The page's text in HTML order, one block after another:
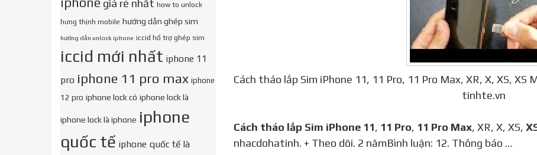
Cách tháo lắp Sim iPhone 11, 11 Pro, 11 Pro Max, XR, X, XS,
tinhte.vn
Cách tháo lắp Sim iPhone 11, 11 Pro, 11 Pro Max, XR, X, XS,
nhacdohatinh. + Theo dõi. 2 nămBình luận: 12. Thông báo …
giá rẻ nhất how to unlock
hưng thịnh mobile hướng dẫn ghép sim
hướng dẫn unlock iphone iccid hổ trợ ghép sim
iccid mới nhất iphone 11
pro iphone 11 pro max iphone
12 pro iphone lock có iphone lock là
iphone lock là iphone iphone
quốc tế iphone quốc tế là